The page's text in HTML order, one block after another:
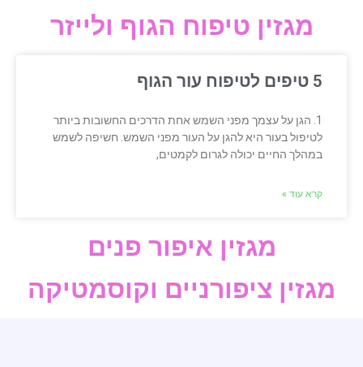
מגזין טיפוח הגוף ולייזר
5 טיפים לטיפוח עור הגוף
1. הגן על עצמך מפני השמש אחת הדרכים החשובות ביותר
לטיפול בעור היא להגן על העור מפני השמש. חשיפה לשמש
במהלך החיים יכולה לגרום לקמטים,
קרא עוד »
מגזין איפור פנים
מגזין ציפורניים וקוסמטיקה